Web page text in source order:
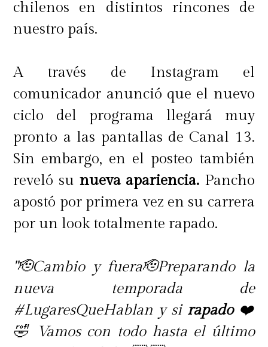
chilenos en distintos rincones de
nuestro país.
A través de Instagram el
comunicador anunció que el nuevo
ciclo del programa llegará muy
pronto a las pantallas de Canal 13.
Sin embargo, en el posteo también
reveló su nueva apariencia. Pancho
apostó por primera vez en su carrera
por un look totalmente rapado.
"🫡Cambio y fuera🫡Preparando la
nueva temporada de
#LugaresQueHablan y si rapado❤️
🤣 Vamos con todo hasta el último